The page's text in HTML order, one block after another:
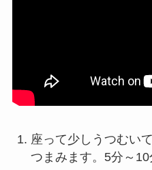
座って少しうつむい
つまみます。5分～10